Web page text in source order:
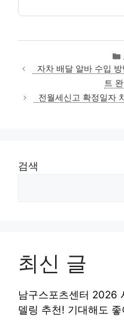
자차 배달 알바 수입
트
전월세신고 확정일자
검색
최신 글
남구스포츠센터 2026
델링 추천! 기대해도 좋